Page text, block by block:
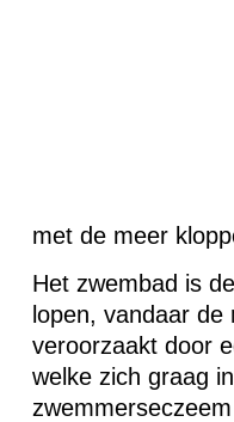
met de meer
Het zwembad is
lopen, vandaar
veroorzaakt door
welke zich graag